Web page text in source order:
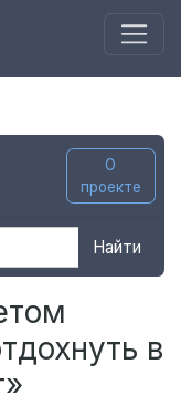
О
проекте
Найти
в